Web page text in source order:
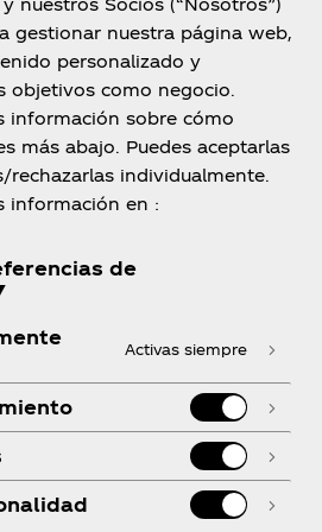
Dominicana
nuestros Socios (“Nosotros”)
gestionar nuestra página web,
personalizado y
objetivos como negocio.
información sobre cómo
más abajo. Puedes aceptarlas
individualmente.
información en :
de
Activas siempre